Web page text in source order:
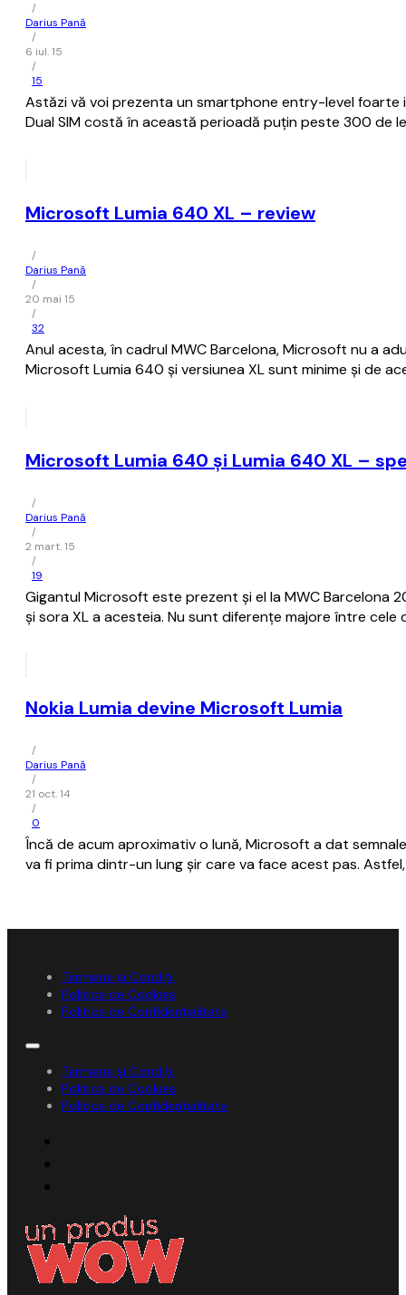
/
Darius Pană
/
6 iul. 15
/
15
Astăzi vă voi prezenta un smartphone entry-level foarte
Dual SIM costă în această perioadă puțin peste 300 de
Microsoft Lumia 640 XL – review
/
Darius Pană
/
20 mai 15
/
32
Anul acesta, în cadrul MWC Barcelona, Microsoft nu a
Microsoft Lumia 640 și versiunea XL sunt minime și de
Microsoft Lumia 640 și Lumia 640 XL –
/
Darius Pană
/
2 mart. 15
/
19
Gigantul Microsoft este prezent și el la MWC Barcelona
și sora XL a acesteia. Nu sunt diferențe majore între
Nokia Lumia devine Microsoft Lumia
/
Darius Pană
/
21 oct. 14
/
0
Încă de acum aproximativ o lună, Microsoft a dat
va fi prima dintr-un lung șir care va face acest pas.
Termene și Condiții
Politica de Cookies
Politica de Confidențialitate
Termene și Condiții
Politica de Cookies
Politica de Confidențialitate